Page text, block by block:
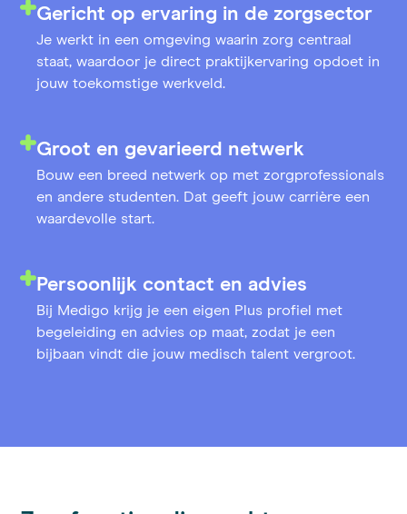
Gericht op ervaring in de zorgsector
Je werkt in een omgeving waarin zorg centraal
staat, waardoor je direct praktijkervaring opdoet in
jouw toekomstige werkveld.
Groot en gevarieerd netwerk
Bouw een breed netwerk op met zorgprofessionals
en andere studenten. Dat geeft jouw carrière een
waardevolle start.
Persoonlijk contact en advies
Bij Medigo krijg je een eigen Plus profiel met
begeleiding en advies op maat, zodat je een
bijbaan vindt die jouw medisch talent vergroot.